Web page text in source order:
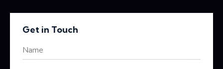
Get in Touch